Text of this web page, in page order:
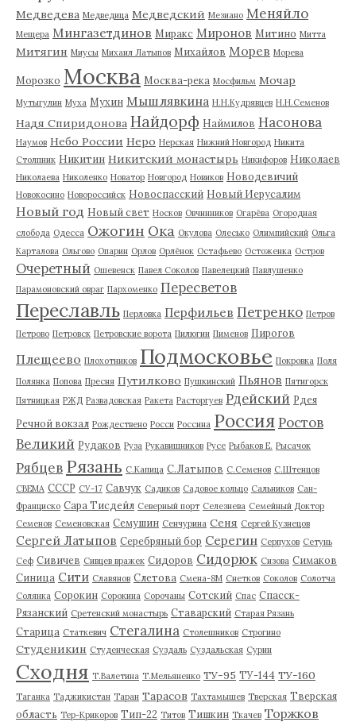
Медведева Медведица Медведский Мезиано Меняйло
Мещера Мингазетдинов Миракс Миронов Митино Митта
Митягин Миусы Михаил Латыпов Михайлов Морев Морева
Морозко Москва Москва-река Мосфильм Мочар
Мутыгулин Муха Мухин Мышлявкина Н.Н.Кудрявцев Н.Н.Семенов
Надя Спиридонова Найдорф Наймилов Насонова
Наумов Небо России Неро Нерская Нижний Новгород Никита
Столпник Никитин Никитский монастырь Никифоров Николаев
Николаева Николенко Новатор Новгород Новиков Новодевичий
Новокосино Новороссийск Новоспасский Новый Иерусалим
Новый год Новый свет Носков Овчинников Огарёва Огородная
слобода Одесса Ожогин Ока Окулова Олесько Олимпийский Ольга
Карталова Ольгово Опарин Орлов Орлёнок Остафьево Остоженка Остров
Очеретный Ошевенск Павел Соколов Павелецкий Павлушенко
Парамоновский овраг Пархоменко Пересветов
Переславль Перловка Перфильев Петренко Петров
Петрово Петровск Петровские ворота Пилюгин Пименов Пирогов
Плещеево Плохотников Подмосковье Покровка Поля
Полянка Попова Пресня Путилково Пушкинский Пьянов Пятигорск
Пятницкая РЖД Развадовская Ракета Расторгуев Рдейский Рдея
Речной вокзал Рождествено Росси Россина Россия Ростов
Великий Рудаков Руза Рукавишников Русе Рыбаков Е. Рысачок
Рябцев Рязань С.Капица С.Латыпов С.Семенов С.Штенцов
СВЕМА СССР СУ-17 Савчук Садиков Садовое кольцо Сальников Сан-
Франциско Сара Тисдейл Северный порт Селезнева Семейный Доктор
Семенов Семеновская Семушин Сенчурина Сеня Сергей Кузнецов
Сергей Латыпов Серебряный бор Серегин Серпухов Сетунь
Сеф Сивичев Сивцев вражек Сидоров Сидорюк Сизова Симаков
Синица Сити Славянов Слетова Смена-8М Снетков Соколов Солотча
Солянка Сорокин Сорокина Сорочаны Сотский Спас Спасск-
Рязанский Сретенский монастырь Ставарский Старая Рязань
Старица Статкевич Стегалина Столешников Строгино
Студеникин Студенческая Суздаль Суздальская Сурин
Сходня Т.Валетина Т.Мельяненко ТУ-95 ТУ-144 ТУ-160
Таганка Таджикистан Таран Тарасов Тахтамышев Тверская Тверская
область Тер-Крикоров Тип-22 Титов Тишкин Ткачев Торжков